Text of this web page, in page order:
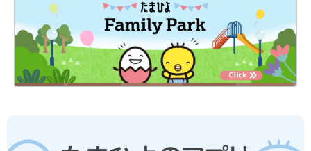
多様に種類があるのをご存じでしょうか。そこ
で今回は、ニトリのNインボックスシリーズを
まとめてご紹介します。
今回はニトリのアイテムを活用したおもちゃ収納をご紹介しまし
た。お子さんの遊びやすさや、自分でお片付けできる工夫がたく
さんありましたね。おもちゃ収納に困ったらニトリをチェック♪
(文：冬白朱)
ます。